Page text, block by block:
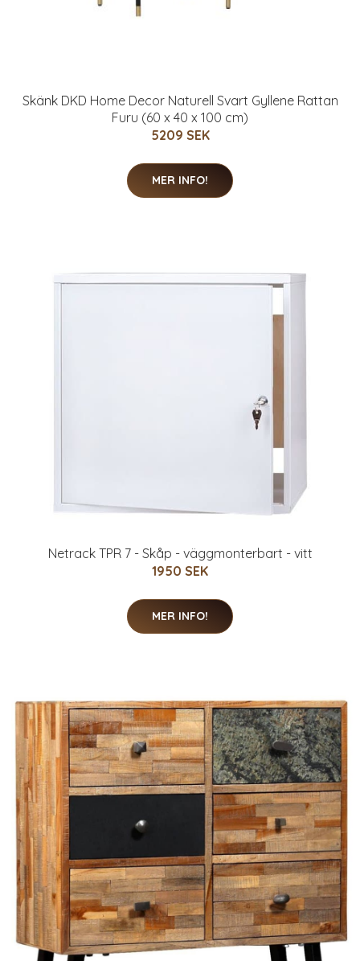
Skänk DKD Home Decor Naturell Svart Gyllene Rattan
Furu (60 x 40 x 100 cm)
5209 SEK
MER INFO!
Netrack TPR 7 - Skåp - väggmonterbart - vitt
1950 SEK
MER INFO!